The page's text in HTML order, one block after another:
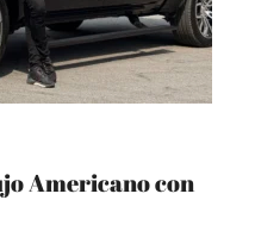
Americano con